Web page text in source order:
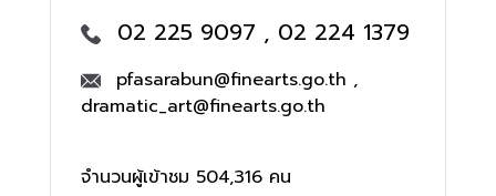
02 225 9097 , 02 224 1379
pfasarabun@finearts.go.th ,
dramatic_art@finearts.go.th
จำนวนผู้เข้าชม 504,316 คน